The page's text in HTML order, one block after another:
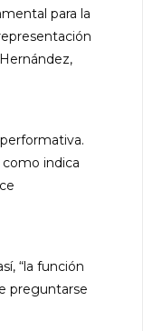
para la
indica
“la función
preguntarse